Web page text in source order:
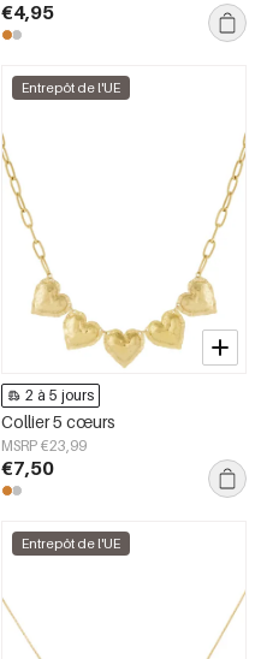
€4,95
Entrepôt de l'UE
2 à 5 jours
Collier 5 cœurs
MSRP €23,99
€7,50
Entrepôt de l'UE